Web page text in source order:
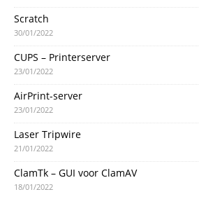
Scratch
30/01/2022
CUPS – Printerserver
23/01/2022
AirPrint-server
23/01/2022
Laser Tripwire
21/01/2022
ClamTk – GUI voor ClamAV
18/01/2022